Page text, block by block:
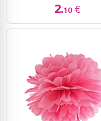
2.10 €